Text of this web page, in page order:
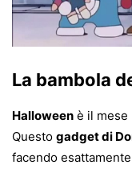
La bambola
Halloween è il mese
Questo gadget di
facendo